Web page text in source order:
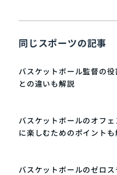
同じスポーツの記事
バスケットボール監督の
との違いも解説
バスケットボールのオフ
に楽しむためのポイントも
バスケットボールのゼロ